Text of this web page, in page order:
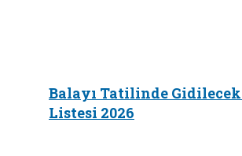
Balayı Tatilinde
Listesi 2026